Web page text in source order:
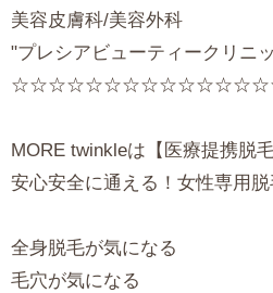
美容皮膚科/美容外科
"プレシアビューティークリニ
MORE twinkleは【医療提携脱
安心安全に通える！女性専用
全身脱毛が気になる
毛穴が気になる